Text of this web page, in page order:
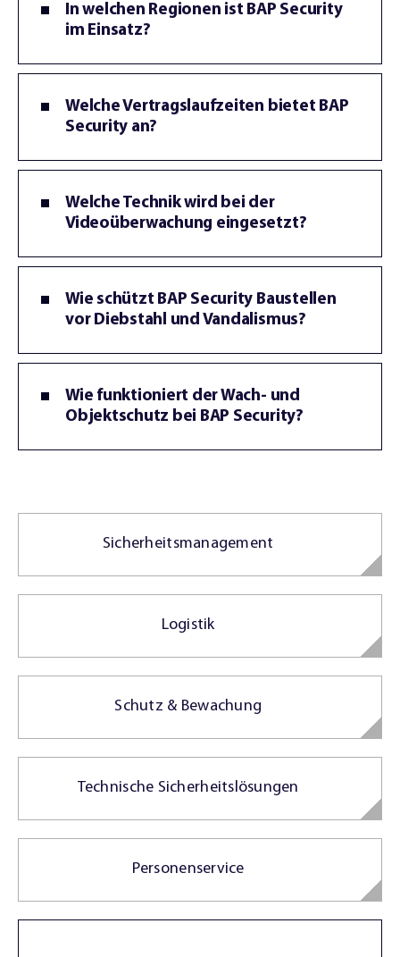
In welchen Regionen ist BAP Security
im Einsatz?
Welche Vertragslaufzeiten bietet BAP
Security an?
Welche Technik wird bei der
Videoüberwachung eingesetzt?
Wie schützt BAP Security Baustellen
vor Diebstahl und Vandalismus?
Wie funktioniert der Wach- und
Objektschutz bei BAP Security?
Sicherheitsmanagement
Logistik
Schutz & Bewachung
Technische Sicherheitslösungen
Personenservice